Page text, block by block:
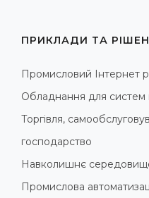
ПРИКЛАДИ ТА
Промисловий Інтернет
Обладнання для систем
Торгівля,
господарство
Навколишнє
Промислова